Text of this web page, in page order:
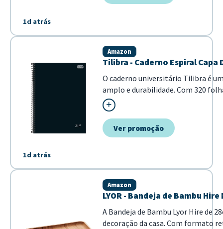
1d atrás
1d atrás
Tilibra - Caderno Espiral
Amazon
O caderno universitário Tilibra é
amplo e durabilidade. Com 320
notas, exercícios e estudos de
Ver promoção
LYOR - Bandeja de Bambu
Amazon
A Bandeja de Bambu Lyor Hire de
decoração da casa. Com formato